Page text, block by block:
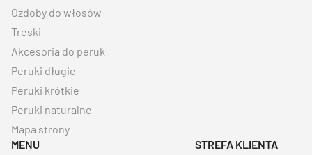
Ozdoby do włosów
Treski
Akcesoria do peruk
Peruki długie
Peruki krótkie
Peruki naturalne
Mapa strony
MENU
STREFA KLIENTA